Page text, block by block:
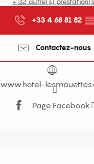
+33 4 68 81 82
Contactez-nous
www.hotel-
Page Facebook